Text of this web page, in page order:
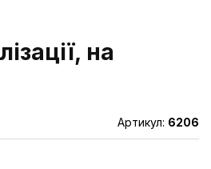
на
Артикул: 6206